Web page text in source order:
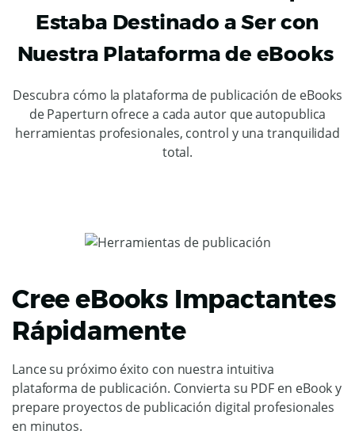
Estaba Destinado a Ser con
Nuestra Plataforma de eBooks
Descubra cómo la plataforma de publicación de eBooks
de Paperturn ofrece a cada autor que autopublica
herramientas profesionales, control y una tranquilidad
total.
Cree eBooks Impactantes
Rápidamente
Lance su próximo éxito con nuestra intuitiva
plataforma de publicación. Convierta su PDF en eBook y
prepare proyectos de publicación digital profesionales
en minutos.